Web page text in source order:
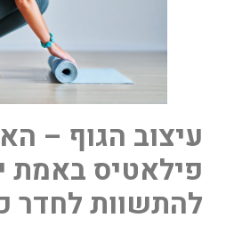
עיצוב הגוף –
פילאטיס באמת
להתשוות לחדר